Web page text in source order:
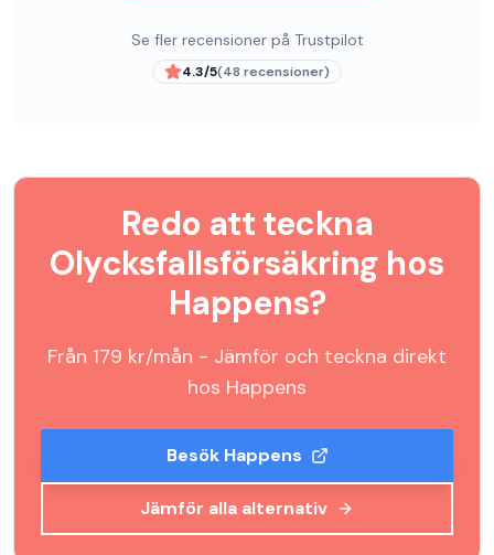
Se fler recensioner på Trustpilot
4.3/5(48 recensioner)
Redo att teckna
Olycksfallsförsäkring hos
Happens?
Från 179 kr/mån - Jämför och teckna direkt
hos Happens
Besök Happens
Jämför alla alternativ